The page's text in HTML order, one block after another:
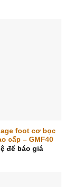
foot cơ bọc
cấp – GMF40
để báo giá